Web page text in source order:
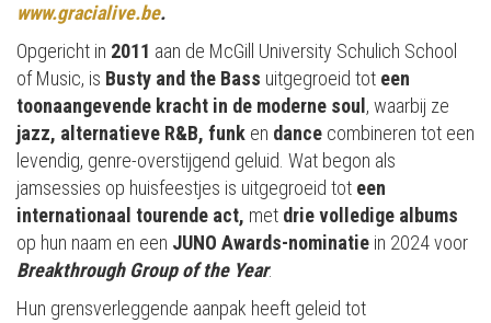
www.gracialive.be.
Opgericht in 2011 aan de McGill University Schulich School
of Music, is Busty and the Bass uitgegroeid tot een
toonaangevende kracht in de moderne soul , waarbij ze
jazz, alternatieve R&B, funk en dance combineren tot een
levendig, genre-overstijgend geluid. Wat begon als
jamsessies op huisfeestjes is uitgegroeid tot een
internationaal tourende act, met drie volledige albums
op hun naam en een JUNO Awards-nominatie in 2024 voor
Breakthrough Group of the Year.
Hun grensverleggende aanpak heeft geleid tot